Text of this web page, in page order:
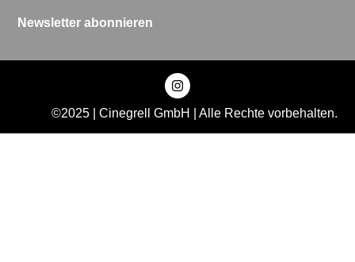
Newsletter abonnieren
©2025 | Cinegrell GmbH | Alle Rechte vorbehalten.